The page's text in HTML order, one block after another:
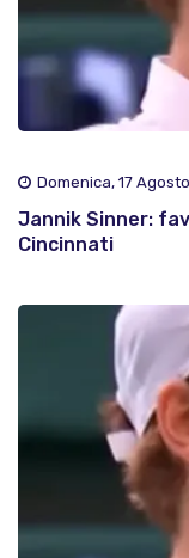
Domenica, 17
Jannik Sinner:
Cincinnati